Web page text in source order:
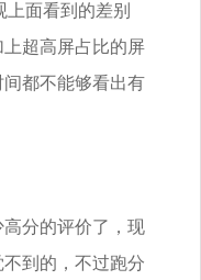
上面看到的差别
超高屏占比的屏
都不能够看出有
分的评价了，现
到的，不过跑分